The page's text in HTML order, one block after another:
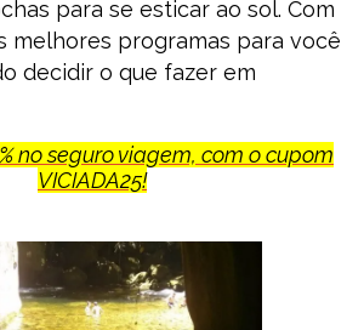
para se esticar ao sol. Com
melhores programas para você
decidir o que fazer em
no seguro viagem, com o cupom
VICIADA25!